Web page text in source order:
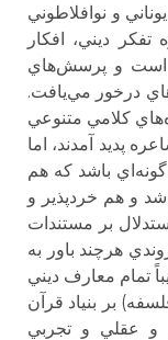
و نوافلاطوني
ديني، افكار
است و پرسش‌هاي
درخور مي‌يافت.
كلامي متنوعي
پديد آمدند، اما
باشد كه هم
و هم خردپذير و
بر مستندات
هرچند باور به
تمام معارف ديني
بر بنياد قرآن
و عقلي و تجربي